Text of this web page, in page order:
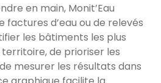
en main, Monit’Eau
factures d’eau ou de relevés
les bâtiments les plus
de prioriser les
mesurer les résultats dans